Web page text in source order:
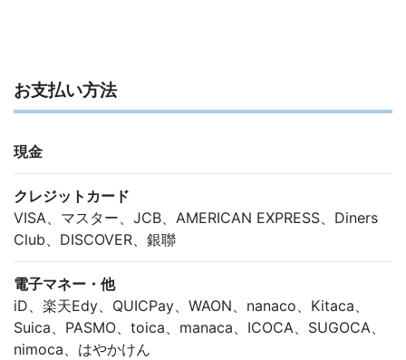
お支払い方法
現金
クレジットカード
VISA、マスター、JCB、AMERICAN EXPRESS、Diners
Club、DISCOVER、銀聯
電子マネー・他
iD、楽天Edy、QUICPay、WAON、nanaco、Kitaca、
Suica、PASMO、toica、manaca、ICOCA、SUGOCA、
nimoca、はやかけん